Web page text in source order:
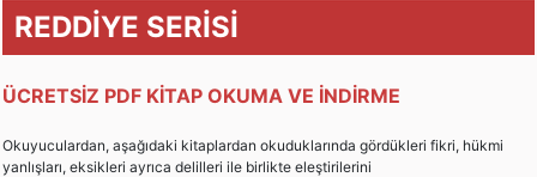
REDDİYE SERİSİ
ÜCRETSİZ PDF KİTAP OKUMA VE İNDİRME
Okuyuculardan, aşağıdaki kitaplardan okuduklarında gördükleri fikri, hükmi
yanlışları, eksikleri ayrıca delilleri ile birlikte eleştirilerini